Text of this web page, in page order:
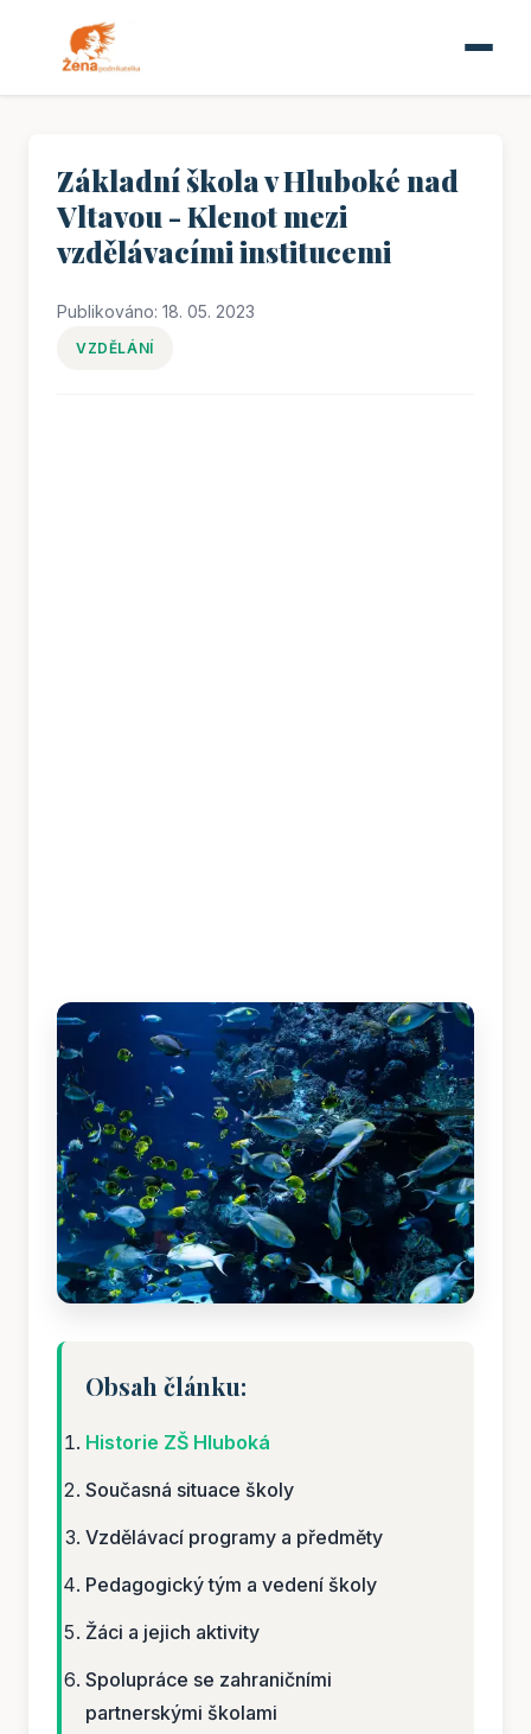
Základní škola v Hluboké nad
Vltavou - Klenot mezi
vzdělávacími institucemi
Publikováno: 18. 05. 2023
VZDĚLÁNÍ
Obsah článku:
Historie ZŠ Hluboká
Současná situace školy
Vzdělávací programy a předměty
Pedagogický tým a vedení školy
Žáci a jejich aktivity
Spolupráce se zahraničními
partnerskými školami